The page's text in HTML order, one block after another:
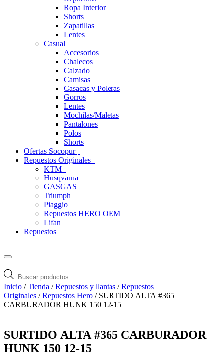
Ropa Interior
Shorts
Zapatillas
Lentes
Casual
Accesorios
Chalecos
Calzado
Camisas
Casacas y Poleras
Gorros
Lentes
Mochilas/Maletas
Pantalones
Polos
Shorts
Ofertas Socopur
Repuestos Originales
KTM
Husqvarna
GASGAS
Triumph
Piaggio
Repuestos HERO OEM
Lifan
Repuestos
Búsqueda
de
productos
Inicio /Tienda /Repuestos y llantas /Repuestos
Originales /Repuestos Hero / SURTIDO ALTA #365
CARBURADOR HUNK 150 12-15
SURTIDO ALTA #365 CARBURADOR
HUNK 150 12-15